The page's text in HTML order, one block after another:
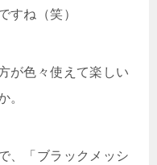
すね（笑）
が色々使えて楽しい
。
、「ブラックメッシ